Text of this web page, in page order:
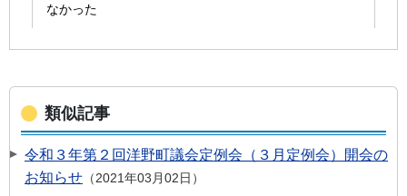
類似記事
令和３年第２回洋野町議会定例会（３月定例会）開会の
お知らせ
2021年03月02日